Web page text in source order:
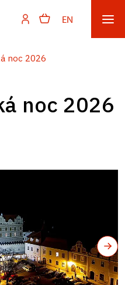
EN
noc 2026
noc 2026